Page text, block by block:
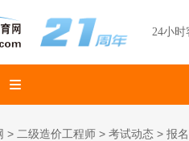
24小时
> 二级造价工程师 > 考试动态 > 报